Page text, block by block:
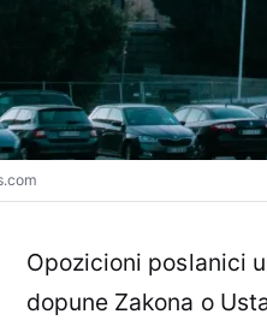
Opozicioni poslanici u
dopune Zakona o